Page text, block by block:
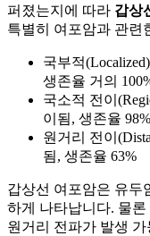
퍼졌는지에 따라 갑상
특별히 여포암과 관련
국부적
생존율 거의
국소적 전이
이됨, 생존율 98%
원거리 전이
됨, 생존율 63%
갑상선 여포암은 유두
하게 나타납니다. 물
원거리 전파가 발생